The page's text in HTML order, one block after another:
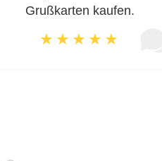
Grußkarten kaufen.